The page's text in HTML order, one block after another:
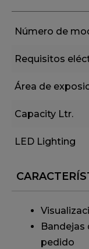
Número de
Requisitos
Área de
Capacity Ltr.
LED Lighting
Bandejas
pedido